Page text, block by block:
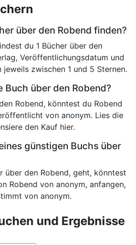
über den Robend finden?
du 1 Bücher über den
Veröffentlichungsdatum und
zwischen 1 und 5 Sternen.
Buch über den Robend?
Robend, könntest du Robend
von anonym. Lies die
den Kauf hier.
günstigen Buchs über
über den Robend, geht, könntest
Robend von anonym, anfangen,
von anonym.
und Ergebnisse